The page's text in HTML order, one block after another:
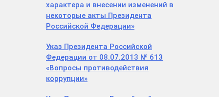
характера и внесении изменений в
некоторые акты Президента
Российской Федерации»
Указ Президента Российской
Федерации от 08.07.2013 № 613
«Вопросы противодействия
коррупции»